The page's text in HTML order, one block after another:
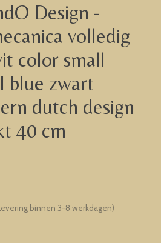
Design -
volledig
color small
blue zwart
dutch design
40 cm
binnen 3-8 werkdagen)